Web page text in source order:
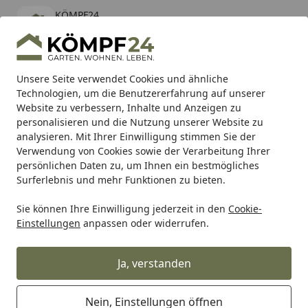
Unsere Seite verwendet Cookies und ähnliche
Technologien, um die Benutzererfahrung auf unserer
Website zu verbessern, Inhalte und Anzeigen zu
personalisieren und die Nutzung unserer Website zu
analysieren. Mit Ihrer Einwilligung stimmen Sie der
Verwendung von Cookies sowie der Verarbeitung Ihrer
persönlichen Daten zu, um Ihnen ein bestmögliches
Surferlebnis und mehr Funktionen zu bieten.
Sie können Ihre Einwilligung jederzeit in den Cookie-
Einstellungen anpassen oder widerrufen.
Ja, verstanden
Nein, Einstellungen öffnen
KÖMPF24
kostenlos - Im App Store
Hotline
Alle Produkte
Mein Konto
Suchen
Karibu Pools inkl. gratis Sandfilteranlage & Pool-
Starterset (Gesamtwert bis 468,99€)
Startseite
TRW Trw Kupplungen TRW Kupplungslamellensatz
TRW Kupplungslamellensatz